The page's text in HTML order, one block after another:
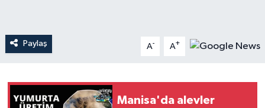
Paylaş A- A+
Manisa'da alevler